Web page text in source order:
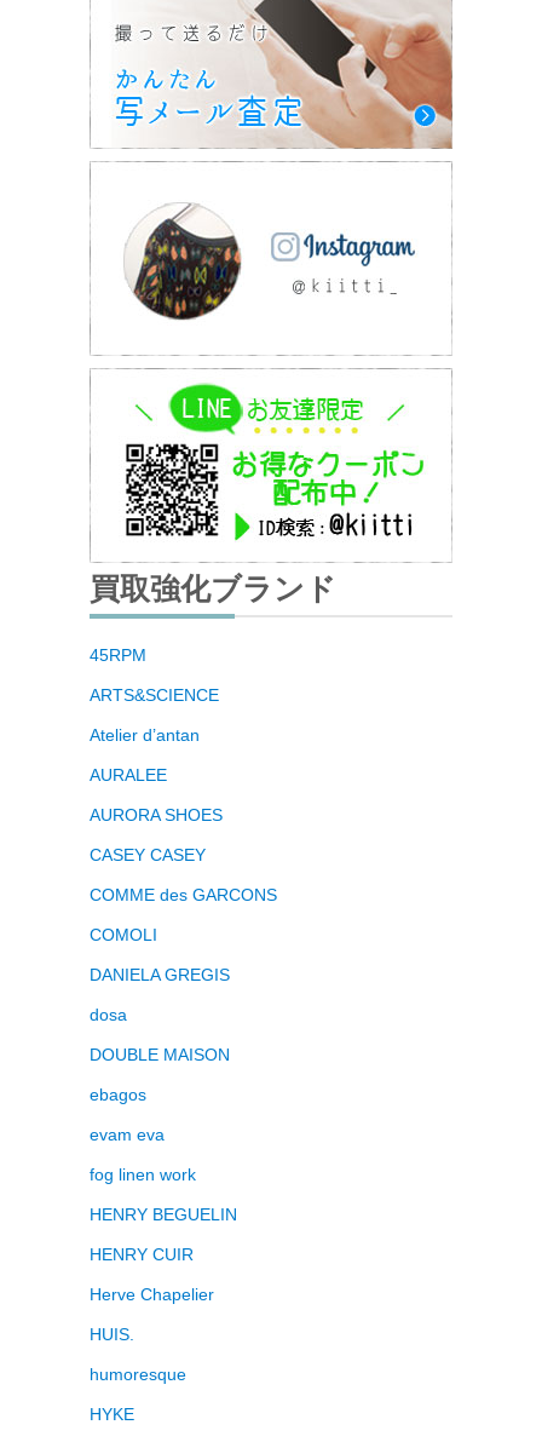
買取強化ブランド
45RPM
ARTS&SCIENCE
Atelier d’antan
AURALEE
AURORA SHOES
CASEY CASEY
COMME des GARCONS
COMOLI
DANIELA GREGIS
dosa
DOUBLE MAISON
ebagos
evam eva
fog linen work
HENRY BEGUELIN
HENRY CUIR
Herve Chapelier
HUIS.
humoresque
HYKE